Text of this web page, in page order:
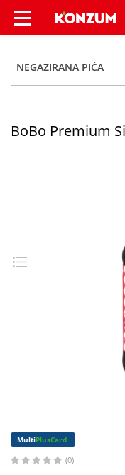
BoBo
NEGAZIRANA PIĆA
BoBo Premium
MultiPlusCard
(0)